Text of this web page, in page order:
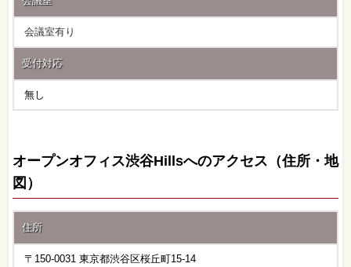
会議室有り
受付対応
無し
オープンオフィス渋谷Hillsへのアクセス（住所・地
図）
住所
〒150-0031 東京都渋谷区桜丘町15-14